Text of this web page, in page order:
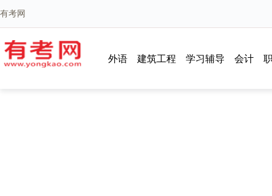
有考网
外语 建筑工程 学习辅导 会计